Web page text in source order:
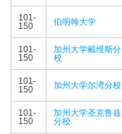
101-
150
伯明翰大学
101-
150
加州大学戴维斯分
校
101-
150
加州大学尔湾分校
101-
150
加州大学圣克鲁兹
分校